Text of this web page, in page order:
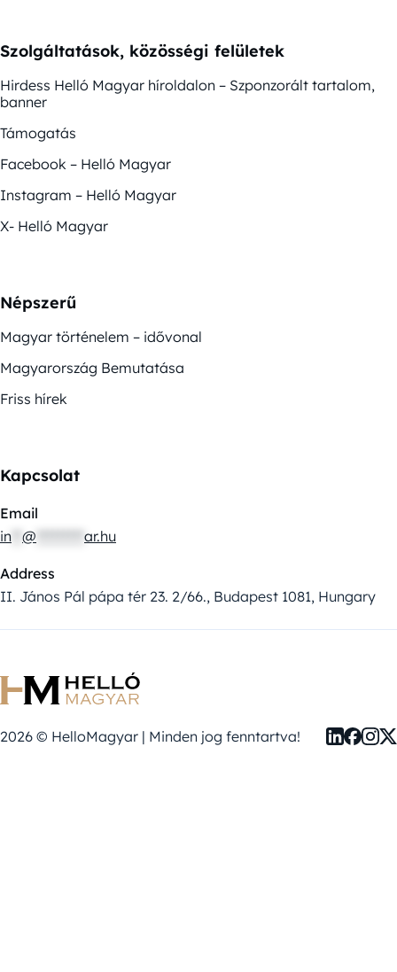
Szolgáltatások, közösségi felületek
Hirdess Helló Magyar híroldalon – Szponzorált tartalom,
banner
Támogatás
Facebook – Helló Magyar
Instagram – Helló Magyar
X- Helló Magyar
Népszerű
Magyar történelem – idővonal
Magyarország Bemutatása
Friss hírek
Kapcsolat
Email
in @ ar.hu
Address
II. János Pál pápa tér 23. 2/66., Budapest 1081, Hungary
2026 © HelloMagyar | Minden jog fenntartva!